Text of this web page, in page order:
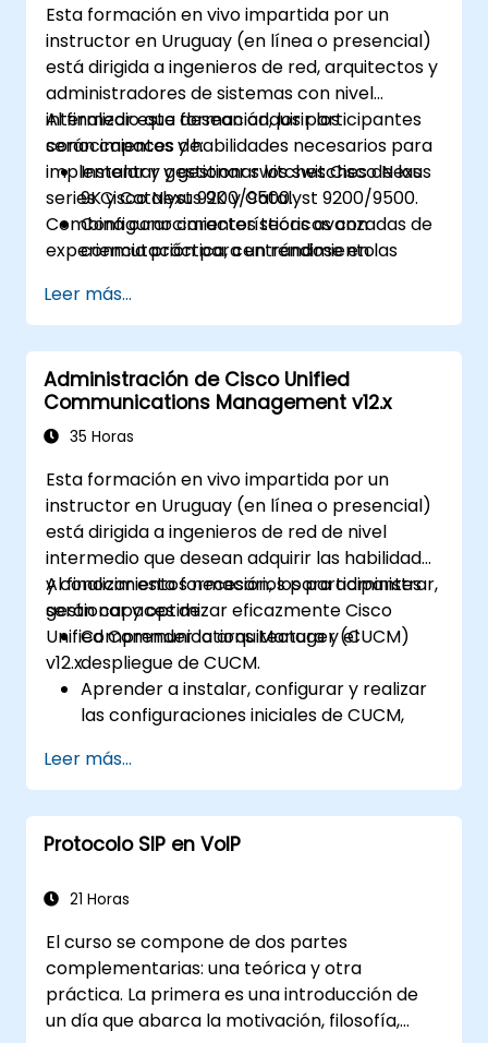
Esta formación en vivo impartida por un
instructor en Uruguay (en línea o presencial)
está dirigida a ingenieros de red, arquitectos y
administradores de sistemas con nivel
intermedio que desean adquirir los
conocimientos y habilidades necesarios para
implementar y gestionar los switches de las
series Cisco Nexus 9K y Catalyst 9200/9500.
Combina conocimientos teóricos con
experiencia práctica, centrándose en las
Al finalizar esta formación, los participantes
serán capaces de:
Instalar y gestionar switches Cisco Nexus
9K y Catalyst 9200/9500.
Configurar características avanzadas de
conmutación para un rendimiento
Integrar los switches en diversos
entornos de red.
Mejorar la resiliencia y eficiencia de la red.
Aprovechar los switches para garantizar
alta disponibilidad y gestión de datos.
Leer más...
Administración de Cisco Unified
Communications Management v12.x
35 Horas
Esta formación en vivo impartida por un
instructor en Uruguay (en línea o presencial)
está dirigida a ingenieros de red de nivel
intermedio que desean adquirir las habilidades
y conocimientos necesarios para administrar,
gestionar y optimizar eficazmente Cisco
Unified Communications Manager (CUCM)
v12.x.
Al finalizar esta formación, los participantes
serán capaces de:
Comprender la arquitectura y el
despliegue de CUCM.
Aprender a instalar, configurar y realizar
las configuraciones iniciales de CUCM,
dispositivos y parámetros básicos de red.
Implementar y gestionar el enrutamiento
de llamadas.
Ejecutar el mantenimiento del sistema y
Leer más...
Protocolo SIP en VoIP
21 Horas
El curso se compone de dos partes
complementarias: una teórica y otra
práctica. La primera es una introducción de
un día que abarca la motivación, filosofía,